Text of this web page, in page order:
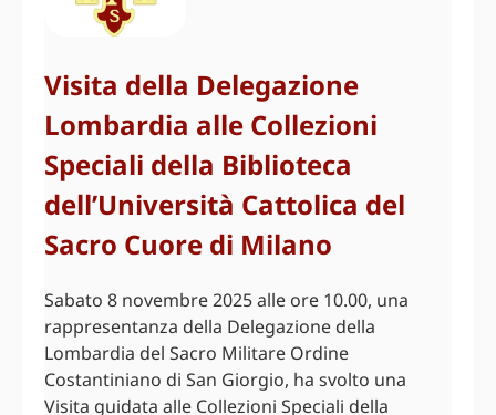
Visita della Delegazione
Lombardia alle Collezioni
Speciali della Biblioteca
dell’Università Cattolica del
Sacro Cuore di Milano
Sabato 8 novembre 2025 alle ore 10.00, una
rappresentanza della Delegazione della
Lombardia del Sacro Militare Ordine
Costantiniano di San Giorgio, ha svolto una
Visita guidata alle Collezioni Speciali della